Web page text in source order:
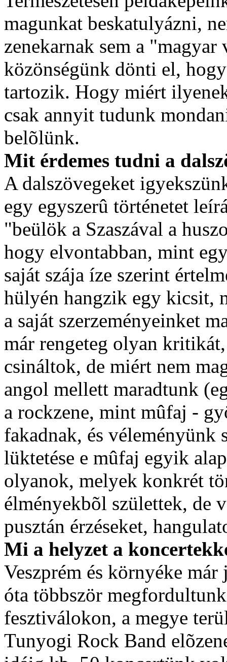
magunkat beskatulyázni,
zenekarnak sem a
közönségünk dönti el,
tartozik. Hogy miért
csak annyit tudunk
belõlünk.
Mit érdemes tudni a
A dalszövegeket
egy egyszerû történetet
"beülök a Szaszával a
hogy elvontabban, mint
saját szája íze szerint
hülyén hangzik egy kicsit,
a saját szerzeményeinket
már rengeteg olyan
csináltok, de miért nem
angol mellett maradtunk
a rockzene, mint mûfaj -
fakadnak, és véleményünk
lüktetése e mûfaj egyik
olyanok, melyek konkrét
élményekbõl születtek, de
pusztán érzéseket,
Mi a helyzet a
Veszprém és környéke
óta többször
fesztiválokon, a megye
Tunyogi Rock Band